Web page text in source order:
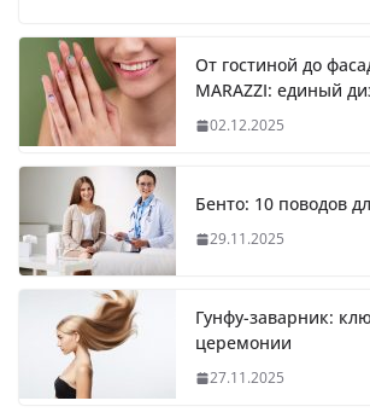
От гостиной до
MARAZZI: единый
02.12.2025
Бенто: 10 поводов
29.11.2025
Гунфу-заварник:
церемонии
27.11.2025